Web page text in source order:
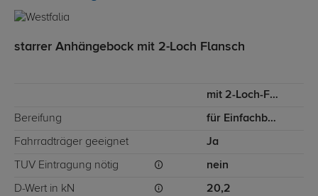
starrer Anhängebock mit 2-Loch Flansch
mit 2-Loch-Flanschkugel
Bereifung für Einfachbereifung
Fahrradträger geeignet Ja
TÜV Eintragung nötig nein
D-Wert in kN 20,2